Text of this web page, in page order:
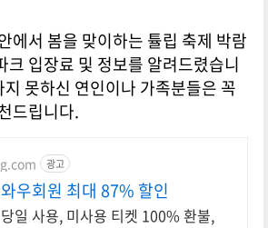
에서 봄을 맞이하는 튤립 축제 박람
크 입장료 및 정보를 알려드렸습니
못하신 연인이나 가족분들은 꼭
드립니다.
광고
우회원 최대 87% 할인
일 사용, 미사용 티켓 100% 환불,